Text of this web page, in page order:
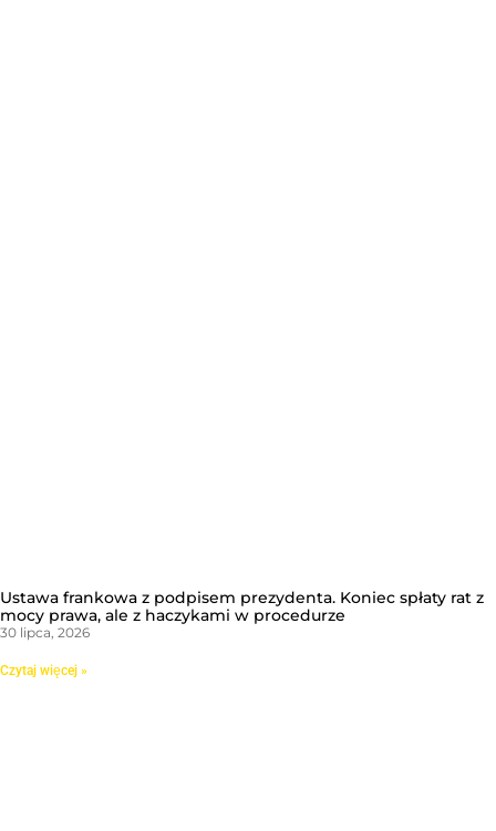
Ustawa frankowa z podpisem prezydenta. Koniec spłaty rat z
mocy prawa, ale z haczykami w procedurze
30 lipca, 2026
Czytaj więcej »